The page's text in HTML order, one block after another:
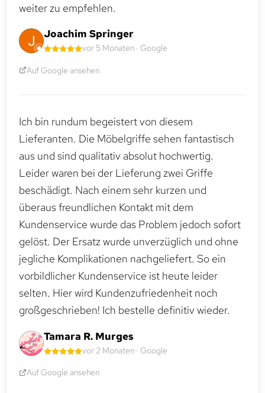
weiter zu empfehlen.
Joachim Springer
vor 5 Monaten · Google
Auf Google ansehen
Ich bin rundum begeistert von diesem
Lieferanten. Die Möbelgriffe sehen fantastisch
aus und sind qualitativ absolut hochwertig.
Leider waren bei der Lieferung zwei Griffe
beschädigt. Nach einem sehr kurzen und
überaus freundlichen Kontakt mit dem
Kundenservice wurde das Problem jedoch sofort
gelöst. Der Ersatz wurde unverzüglich und ohne
jegliche Komplikationen nachgeliefert. So ein
vorbildlicher Kundenservice ist heute leider
selten. Hier wird Kundenzufriedenheit noch
großgeschrieben! Ich bestelle definitiv wieder.
Tamara R. Murges
vor 2 Monaten · Google
Auf Google ansehen